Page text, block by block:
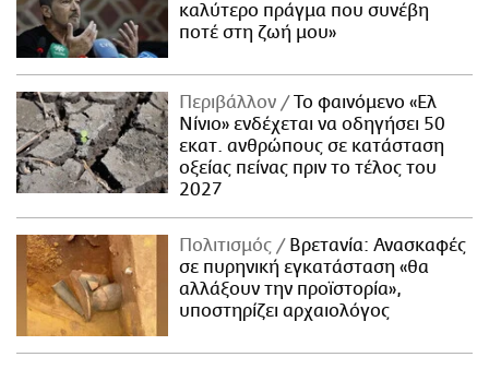
καλύτερο πράγμα που συνέβη
ποτέ στη ζωή μου»
Περιβάλλον
Το φαινόμενο «Ελ
Νίνιο» ενδέχεται να οδηγήσει 50
εκατ. ανθρώπους σε κατάσταση
οξείας πείνας πριν το τέλος του
2027
Πολιτισμός
Βρετανία: Ανασκαφές
σε πυρηνική εγκατάσταση «θα
αλλάξουν την προϊστορία»,
υποστηρίζει αρχαιολόγος